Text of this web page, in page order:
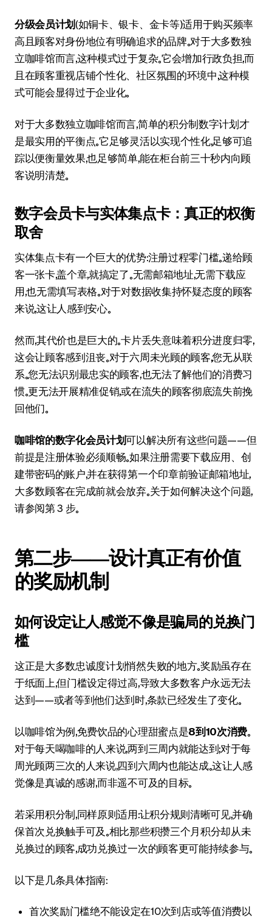
分级会员计划（如铜卡、银卡、金卡等）适用于购买频率
高且顾客对身份地位有明确追求的品牌。对于大多数独
立咖啡馆而言，这种模式过于复杂。它会增加行政负担，而
且在顾客重视店铺个性化、社区氛围的环境中，这种模
式可能会显得过于企业化。
对于大多数独立咖啡馆而言，简单的积分制数字计划才
是最实用的平衡点。它足够灵活以实现个性化，足够可追
踪以便衡量效果，也足够简单，能在柜台前三十秒内向顾
客说明清楚。
数字会员卡与实体集点卡：真正的权衡
取舍
实体集点卡有一个巨大的优势：注册过程零门槛。递给顾
客一张卡，盖个章，就搞定了。无需邮箱地址，无需下载应
用，也无需填写表格。对于对数据收集持怀疑态度的顾客
来说，这让人感到安心。
然而，其代价也是巨大的。卡片丢失意味着积分进度归零，
这会让顾客感到沮丧。对于六周未光顾的顾客，您无从联
系。您无法识别最忠实的顾客，也无法了解他们的消费习
惯。更无法开展精准促销，或在流失的顾客彻底流失前挽
回他们。
咖啡馆的数字化会员计划可以解决所有这些问题——但
前提是注册体验必须顺畅。如果注册需要下载应用、创
建带密码的账户，并在获得第一个印章前验证邮箱地址，
大多数顾客在完成前就会放弃。关于如何解决这个问题，
请参阅第 3 步。
第二步——设计真正有价值
的奖励机制
如何设定让人感觉不像是骗局的兑换门
槛
这正是大多数忠诚度计划悄然失败的地方。奖励虽存在
于纸面上，但门槛设定得过高，导致大多数客户永远无法
达到——或者等到他们达到时，条款已经发生了变化。
以咖啡馆为例，免费饮品的心理甜蜜点是8到10次消费。
对于每天喝咖啡的人来说，两到三周内就能达到；对于每
周光顾两三次的人来说，四到六周内也能达成。这让人感
觉像是真诚的感谢，而非遥不可及的目标。
若采用积分制，同样原则适用：让积分规则清晰可见，并确
保首次兑换触手可及。相比那些积攒三个月积分却从未
兑换过的顾客，成功兑换过一次的顾客更可能持续参与。
以下是几条具体指南：
首次奖励门槛绝不能设定在10次到店或等值消费以